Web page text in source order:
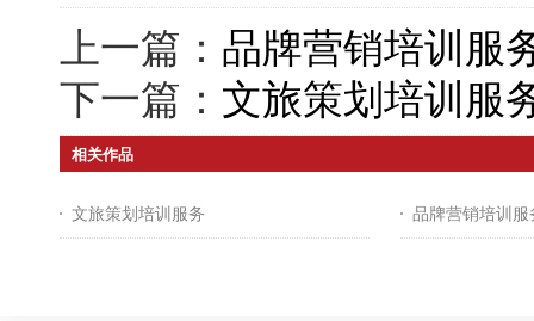
上一篇： 品牌营销培训服
下一篇： 文旅策划培训服
相关作品
文旅策划培训服务 品牌营销培训服